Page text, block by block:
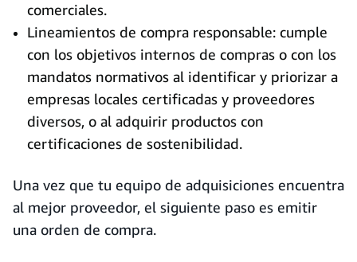
comerciales.
Lineamientos de compra responsable: cumple
con los objetivos internos de compras o con los
mandatos normativos al identificar y priorizar a
empresas locales certificadas y proveedores
diversos, o al adquirir productos con
certificaciones de sostenibilidad.
Una vez que tu equipo de adquisiciones encuentra
al mejor proveedor, el siguiente paso es emitir
una orden de compra.